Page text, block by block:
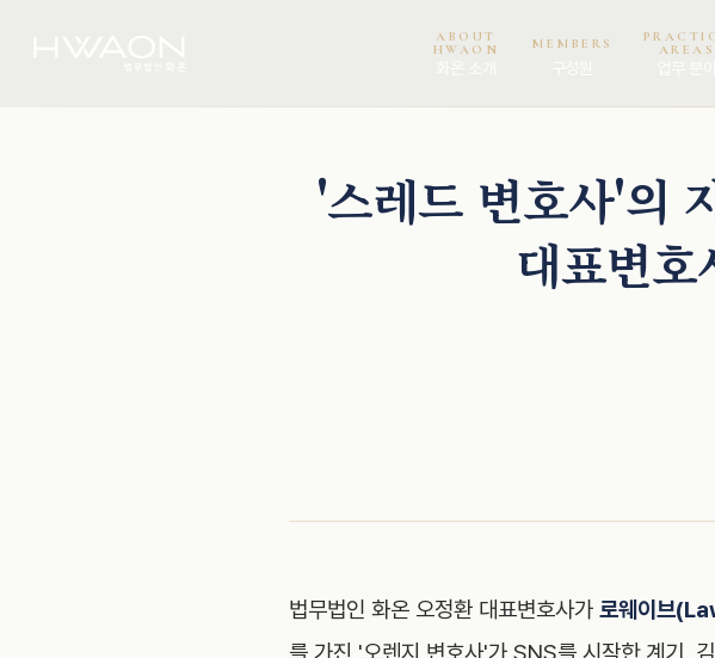
ABOUT
HWAON
MEMBERS
AREAS
'스레드 변호사'의
대표변
법무법인 화온 오정환 대표변호사가 로웨이브